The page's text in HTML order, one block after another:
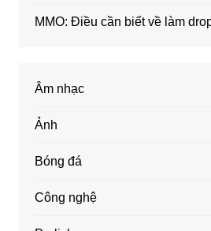
MMO: Điều cần biết về làm
Âm nhạc
Ảnh
Bóng đá
Công nghệ